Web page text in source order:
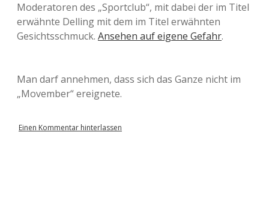
Moderatoren des „Sportclub“, mit dabei der im Titel
erwähnte Delling mit dem im Titel erwähnten
Gesichtsschmuck. Ansehen auf eigene Gefahr.
Man darf annehmen, dass sich das Ganze nicht im
„Movember“ ereignete.
Einen Kommentar hinterlassen